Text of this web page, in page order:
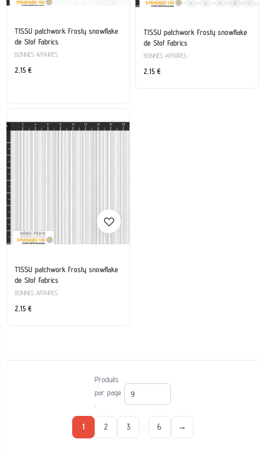
TISSU patchwork Frosty snowflake
de Stof Fabrics
BONNES AFFAIRES
2,15 €
TISSU patchwork Frosty snowflake
de Stof Fabrics
BONNES AFFAIRES
2,15 €
TISSU patchwork Frosty snowflake
de Stof Fabrics
BONNES AFFAIRES
2,15 €
Produits
par page
:
1 2 3 … 6 →